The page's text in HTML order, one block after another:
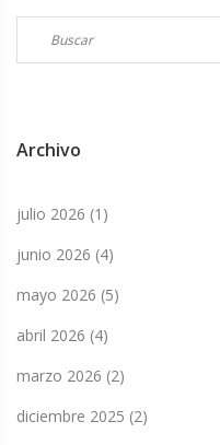
Archivo
julio 2026 (1)
junio 2026 (4)
mayo 2026 (5)
abril 2026 (4)
marzo 2026 (2)
diciembre 2025 (2)